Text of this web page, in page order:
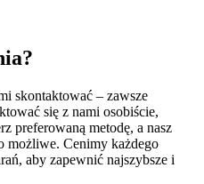
skontaktować – zawsze
się z nami osobiście,
preferowaną metodę, a nasz
możliwe. Cenimy każdego
aby zapewnić najszybsze i